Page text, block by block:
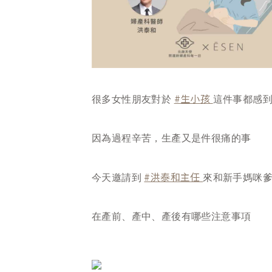
很多女性朋友對於 #生小孩 這件事都感
因為過程辛苦，生產又是件很痛的事
今天邀請到 #洪泰和主任 來和新手媽咪
在產前、產中、產後有哪些注意事項